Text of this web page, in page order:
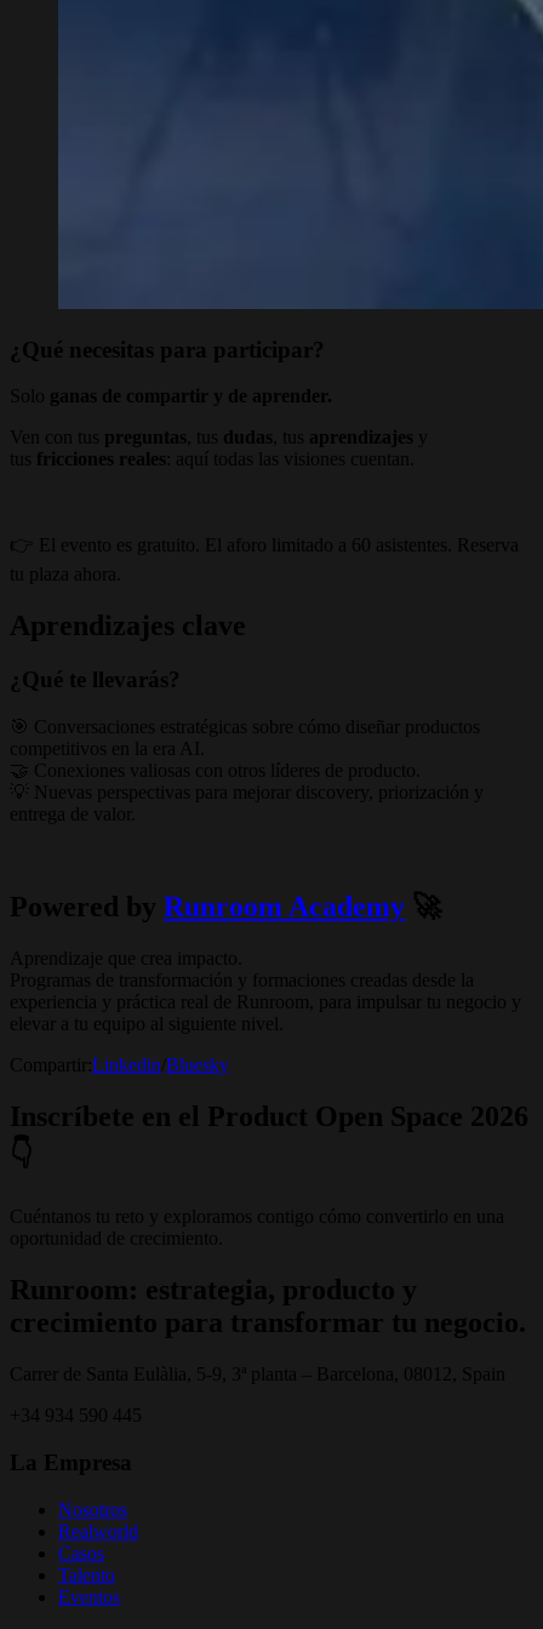
¿Qué necesitas para participar?
Solo ganas de compartir y de aprender.
Ven con tus preguntas , tus dudas , tus aprendizajes y
tus fricciones reales : aquí todas las visiones cuentan.
👉 El evento es gratuito. El aforo limitado a 60 asistentes. Reserva
tu plaza ahora.
Aprendizajes clave
¿Qué te llevarás?
🎯 Conversaciones estratégicas sobre cómo diseñar productos
competitivos en la era AI.
🤝 Conexiones valiosas con otros líderes de producto.
💡 Nuevas perspectivas para mejorar discovery, priorización y
entrega de valor.
Powered by Runroom Academy 🚀
Aprendizaje que crea impacto.
Programas de transformación y formaciones creadas desde la
experiencia y práctica real de Runroom, para impulsar tu negocio y
elevar a tu equipo al siguiente nivel.
Compartir: Linkedin Bluesky
Inscríbete en el Product Open Space 2026
👇
Cuéntanos tu reto y exploramos contigo cómo convertirlo en una
oportunidad de crecimiento.
Runroom: estrategia, producto y
crecimiento para transformar tu negocio.
Carrer de Santa Eulàlia, 5-9, 3ª planta – Barcelona, 08012, Spain
+34 934 590 445
La Empresa
Nosotros
Realworld
Casos
Talento
Eventos